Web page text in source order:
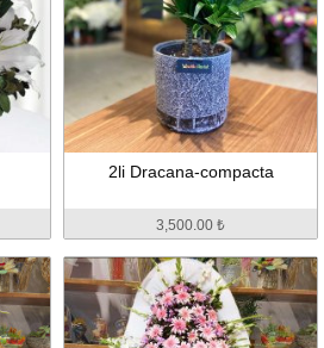
2li Dracana-compacta
3,500.00 ₺